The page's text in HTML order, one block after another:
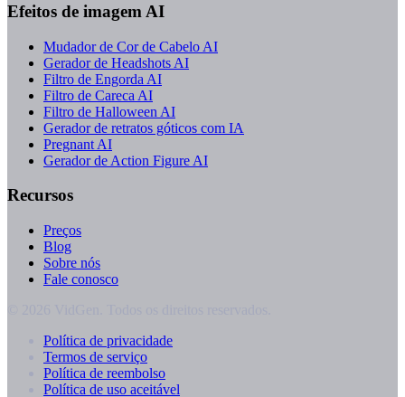
Efeitos de imagem AI
Mudador de Cor de Cabelo AI
Gerador de Headshots AI
Filtro de Engorda AI
Filtro de Careca AI
Filtro de Halloween AI
Gerador de retratos góticos com IA
Pregnant AI
Gerador de Action Figure AI
Recursos
Preços
Blog
Sobre nós
Fale conosco
Política de privacidade
Termos de serviço
Política de reembolso
Política de uso aceitável